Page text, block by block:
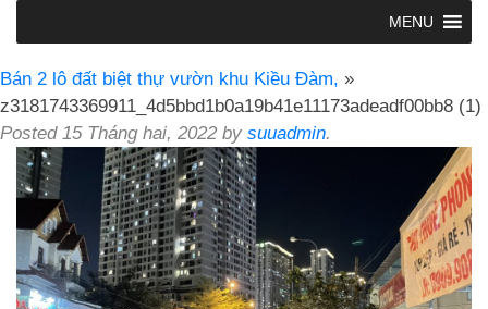
MENU
Bán 2 lô đất biệt thự vườn khu Kiều Đàm, »
z3181743369911_4d5bbd1b0a19b41e11173adeadf00bb8 (1)
Posted 15 Tháng hai, 2022 by suuadmin.